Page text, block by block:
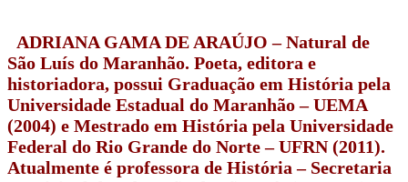
ADRIANA GAMA DE ARAÚJO – Natural de
São Luís do Maranhão. Poeta, editora e
historiadora, possui Graduação em História pela
Universidade Estadual do Maranhão – UEMA
(2004) e Mestrado em História pela Universidade
Federal do Rio Grande do Norte – UFRN (2011).
Atualmente é professora de História – Secretaria